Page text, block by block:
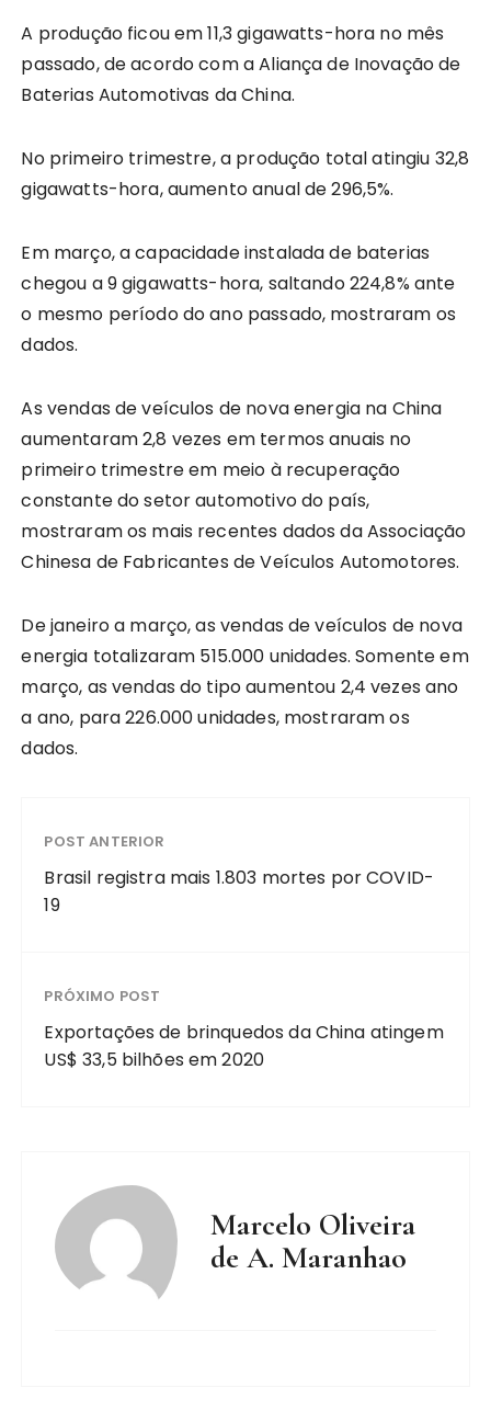
A produção ficou em 11,3 gigawatts-hora no mês
passado, de acordo com a Aliança de Inovação de
Baterias Automotivas da China.
No primeiro trimestre, a produção total atingiu 32,8
gigawatts-hora, aumento anual de 296,5%.
Em março, a capacidade instalada de baterias
chegou a 9 gigawatts-hora, saltando 224,8% ante
o mesmo período do ano passado, mostraram os
dados.
As vendas de veículos de nova energia na China
aumentaram 2,8 vezes em termos anuais no
primeiro trimestre em meio à recuperação
constante do setor automotivo do país,
mostraram os mais recentes dados da Associação
Chinesa de Fabricantes de Veículos Automotores.
De janeiro a março, as vendas de veículos de nova
energia totalizaram 515.000 unidades. Somente em
março, as vendas do tipo aumentou 2,4 vezes ano
a ano, para 226.000 unidades, mostraram os
dados.
POST ANTERIOR
Brasil registra mais 1.803 mortes por COVID-
19
PRÓXIMO POST
Exportações de brinquedos da China atingem
US$ 33,5 bilhões em 2020
Marcelo Oliveira
de A. Maranhao